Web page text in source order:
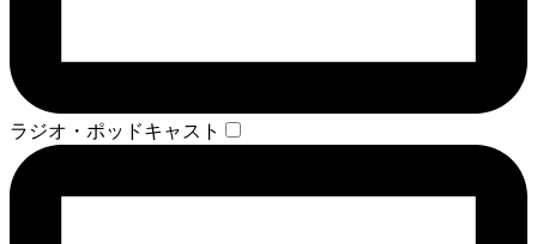
ラジオ・ポッドキャスト